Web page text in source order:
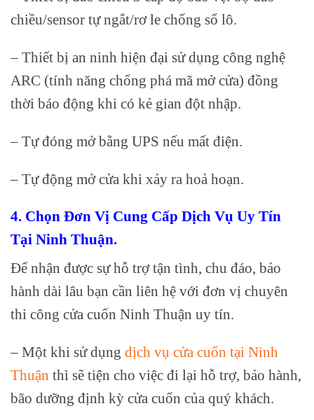
chiều/sensor tự ngắt/rơ le chống sổ lô.
– Thiết bị an ninh hiện đại sử dụng công nghệ
ARC (tính năng chống phá mã mở cửa) đồng
thời báo động khi có kẻ gian đột nhập.
– Tự đóng mở bằng UPS nếu mất điện.
– Tự động mở cửa khi xảy ra hoả hoạn.
4. Chọn Đơn Vị Cung Cấp Dịch Vụ Uy Tín
Tại Ninh Thuận.
Để nhận được sự hỗ trợ tận tình, chu đáo, bảo
hành dài lâu bạn cần liên hệ với đơn vị chuyên
thi công cửa cuốn Ninh Thuận uy tín.
– Một khi sử dụng dịch vụ cửa cuốn tại Ninh
Thuận thì sẽ tiện cho việc đi lại hỗ trợ, bảo hành,
bão dưỡng định kỳ cửa cuốn của quý khách.